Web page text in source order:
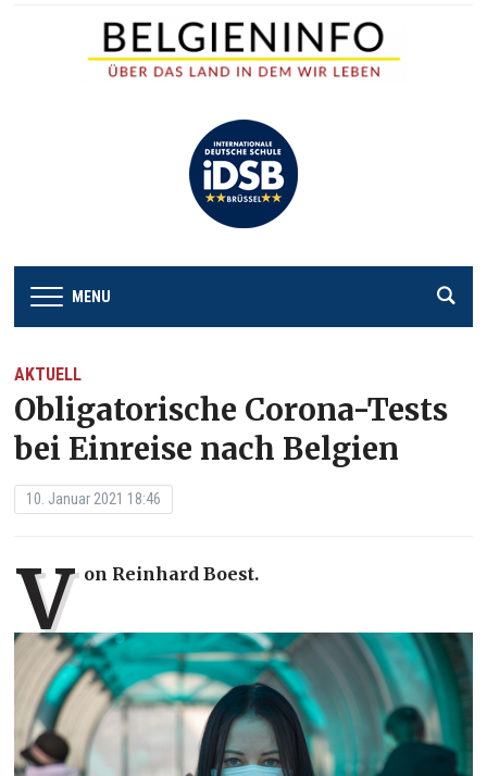
MENU
AKTUELL
Obligatorische Corona-Tests
bei Einreise nach Belgien
10. Januar 2021 18:46
V on Reinhard Boest.